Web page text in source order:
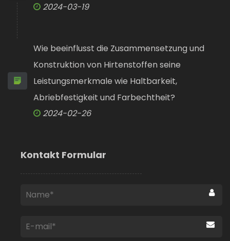
2024-03-19
Wie beeinflusst die Zusammensetzung und
Konstruktion von Hirtenstoffen seine
Leistungsmerkmale wie Haltbarkeit,
Abriebfestigkeit und Farbechtheit?
2024-02-26
Kontakt Formular